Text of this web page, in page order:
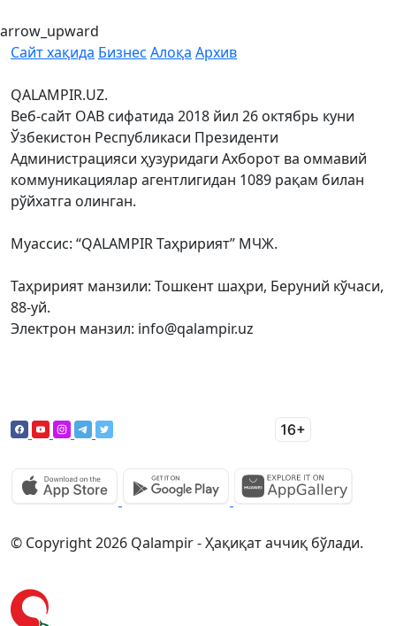
arrow_upward
Сайт хақида Бизнес Алоқа Архив
QALAMPIR.UZ.
Веб-сайт ОАВ сифатида 2018 йил 26 октябрь куни
Ўзбекистон Республикаси Президенти
Администрацияси ҳузуридаги Ахборот ва оммавий
коммуникациялар агентлигидан 1089 рақам билан
рўйхатга олинган.
Муассис: “QALAMPIR Таҳририят” МЧЖ.
Таҳририят манзили: Тошкент шаҳри, Беруний кўчаси,
88-уй.
Электрон манзил: info@qalampir.uz
© Copyright 2026 Qalampir - Ҳақиқат аччиқ бўлади.